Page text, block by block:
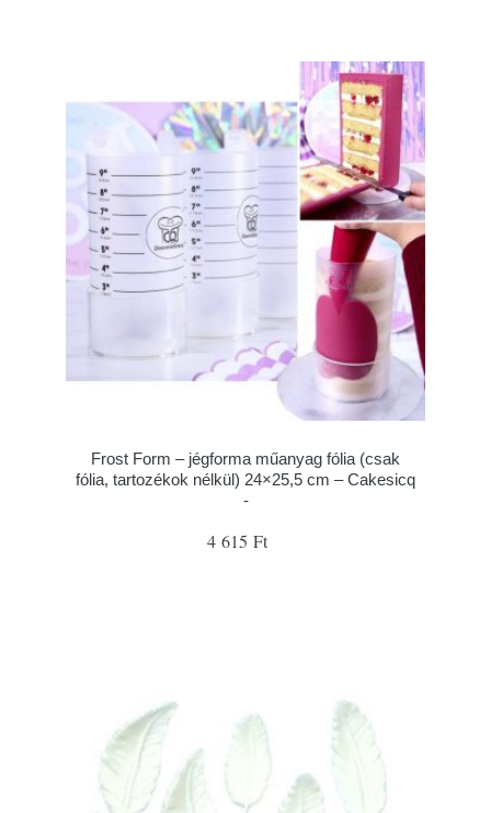
Frost Form – jégforma műanyag fólia (csak
fólia, tartozékok nélkül) 24×25,5 cm – Cakesicq
-
4 615 Ft